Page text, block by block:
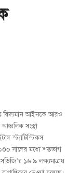
বিদ্যমান আইনকে আরও
সংস্থা
স্ট্যাটিস্টিকস
সালের মধ্যে শতভাগ
১৬.৯ লক্ষ্যমাত্রায়